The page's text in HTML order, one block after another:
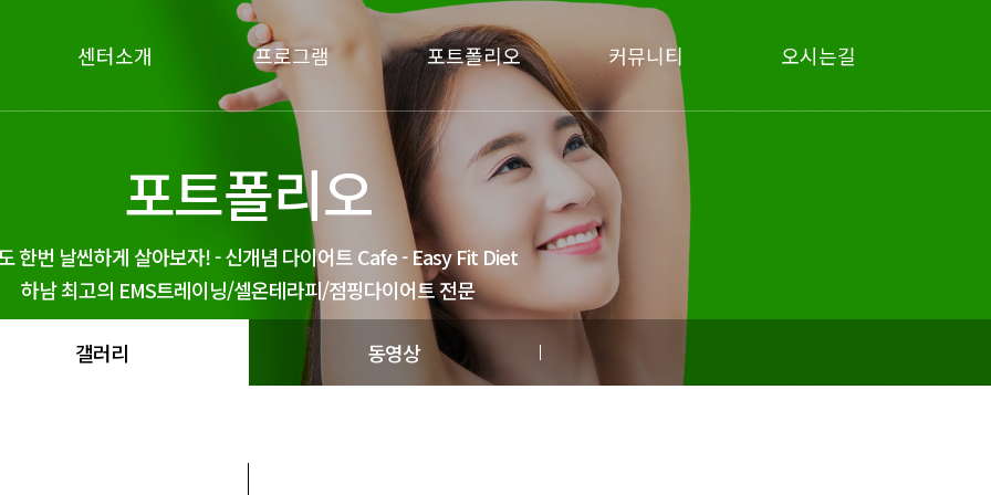
센터소개
시설갤러리
프로그램
프로그램&요금
포트폴리오
갤러리
동영상
커뮤니티
문의하기
오시는길
포트폴리오
한번 날씬하게 살아보자! - 신개념 다이어트 Cafe - Easy Fit Diet
하남 최고의 EMS트레이닝/셀온테라피/점핑다이어트 전문
갤러리 동영상